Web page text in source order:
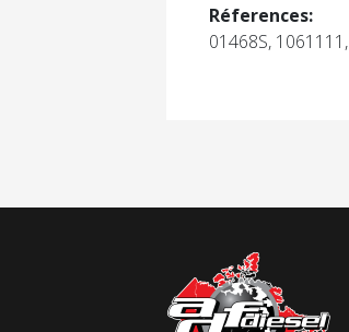
Réferences:
01468S,